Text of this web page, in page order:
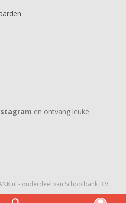
en ontvang leuke
- onderdeel van Schoolbank B.V.